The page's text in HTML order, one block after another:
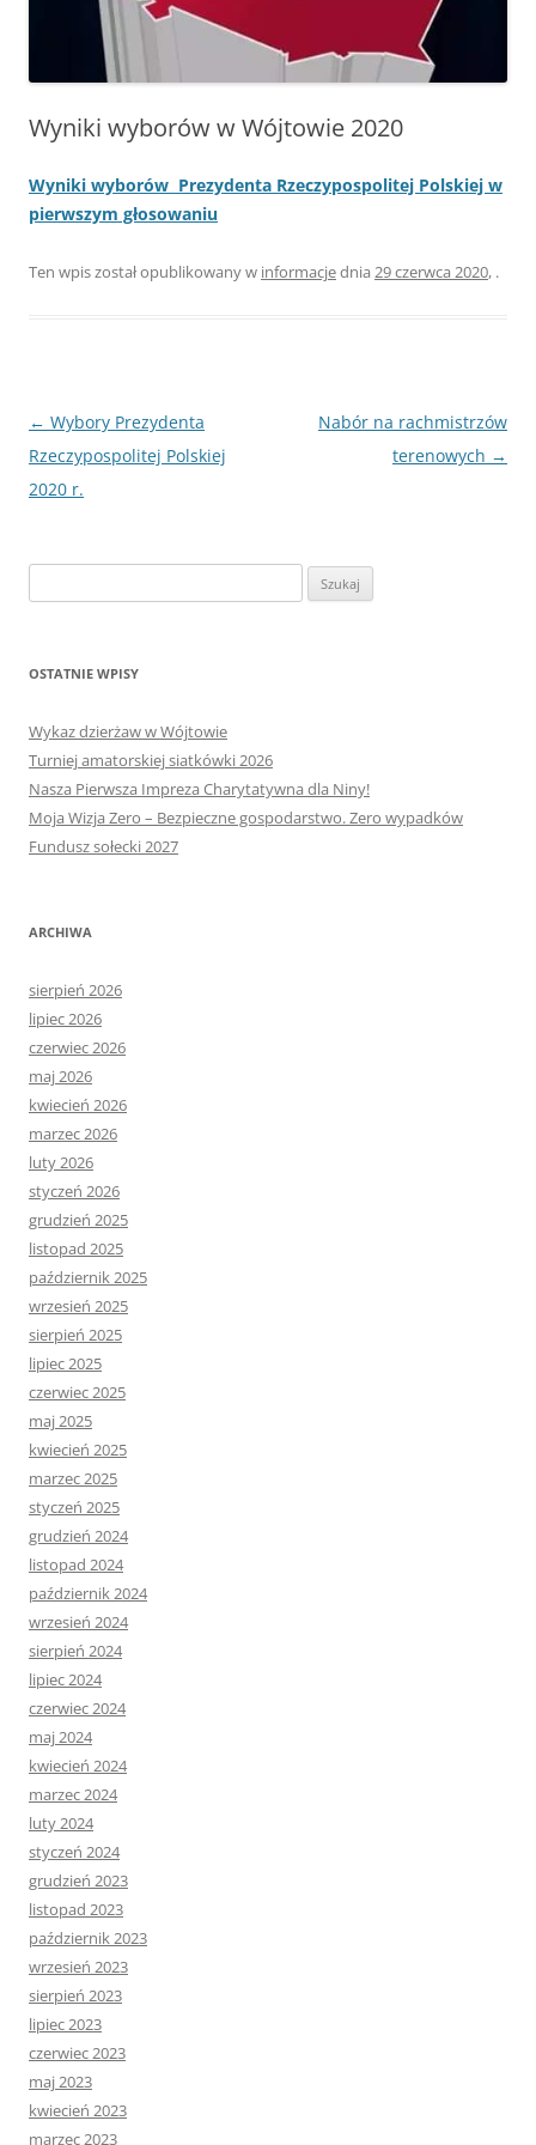
Wyniki wyborów w Wójtowie 2020
Wyniki wyborów Prezydenta Rzeczypospolitej Polskiej w
pierwszym głosowaniu
Ten wpis został opublikowany w informacjednia 29 czerwca 2020, .
Nawigacja
wpisu
← Wybory Prezydenta
Rzeczypospolitej Polskiej
2020 r.
Nabór na rachmistrzów
terenowych →
OSTATNIE WPISY
Wykaz dzierżaw w Wójtowie
Turniej amatorskiej siatkówki 2026
Nasza Pierwsza Impreza Charytatywna dla Niny!
Moja Wizja Zero – Bezpieczne gospodarstwo. Zero wypadków
Fundusz sołecki 2027
ARCHIWA
sierpień 2026
lipiec 2026
czerwiec 2026
maj 2026
kwiecień 2026
marzec 2026
luty 2026
styczeń 2026
grudzień 2025
listopad 2025
październik 2025
wrzesień 2025
sierpień 2025
lipiec 2025
czerwiec 2025
maj 2025
kwiecień 2025
marzec 2025
styczeń 2025
grudzień 2024
listopad 2024
październik 2024
wrzesień 2024
sierpień 2024
lipiec 2024
czerwiec 2024
maj 2024
kwiecień 2024
marzec 2024
luty 2024
styczeń 2024
grudzień 2023
listopad 2023
październik 2023
wrzesień 2023
sierpień 2023
lipiec 2023
czerwiec 2023
maj 2023
kwiecień 2023
marzec 2023